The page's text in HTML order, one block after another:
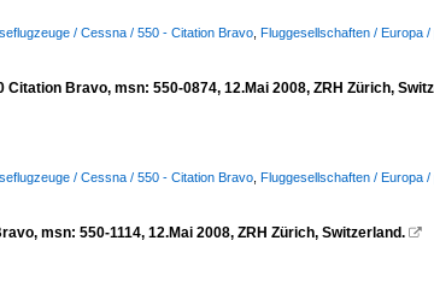
/ Cessna / 550 - Citation Bravo Fluggesellschaften / Europa
Citation Bravo, msn: 550-0874, 12.Mai 2008, ZRH Zürich,
/ Cessna / 550 - Citation Bravo Fluggesellschaften / Europa
msn: 550-1114, 12.Mai 2008, ZRH Zürich, Switzerland. 